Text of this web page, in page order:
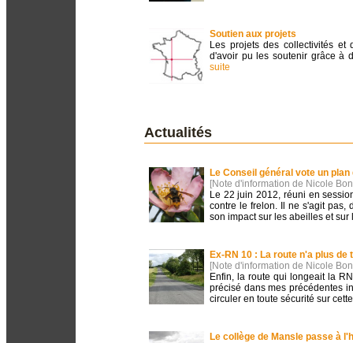
Soutien aux projets
Les projets des collectivités et
d'avoir pu les soutenir grâce à
suite
Actualités
Le Conseil général vote un
[Note d'information de Nicole
Le 22 juin 2012, réuni en
contre le frelon. Il ne s'agit pas,
son impact sur les abeilles et
Ex-RN 10 : La route n'a plus de
[Note d'information de Nicole
Enfin, la route qui longeait la
précisé dans mes précédentes
circuler en toute sécurité sur
Le collège de Mansle passe à